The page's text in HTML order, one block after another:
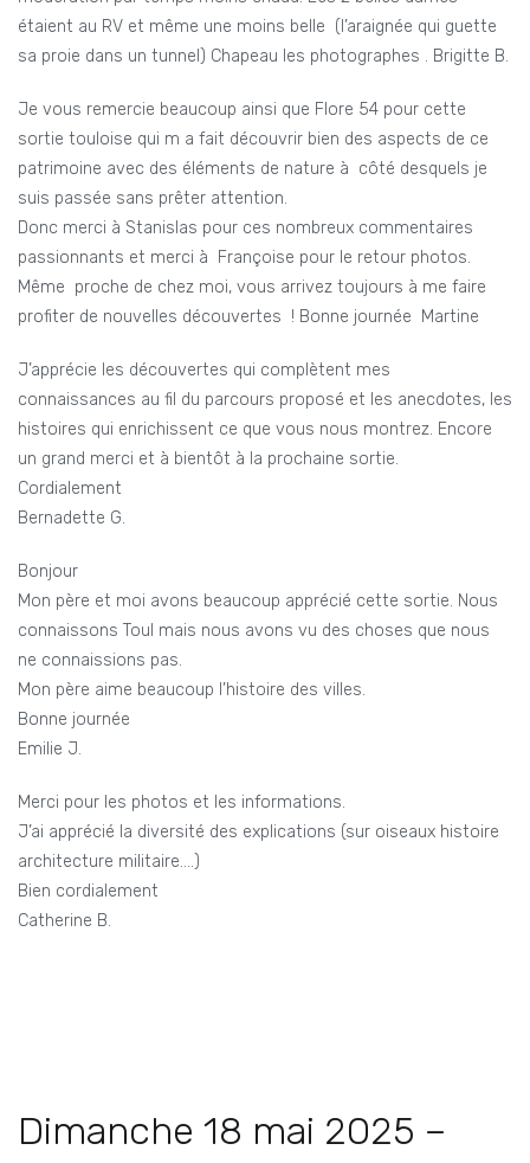
étaient au RV et même une moins belle (l’araignée qui guette
sa proie dans un tunnel) Chapeau les photographes . Brigitte B.
Je vous remercie beaucoup ainsi que Flore 54 pour cette
sortie touloise qui m a fait découvrir bien des aspects de ce
patrimoine avec des éléments de nature à côté desquels je
suis passée sans prêter attention.
Donc merci à Stanislas pour ces nombreux commentaires
passionnants et merci à Françoise pour le retour photos.
Même proche de chez moi, vous arrivez toujours à me faire
profiter de nouvelles découvertes ! Bonne journée Martine
J’apprécie les découvertes qui complètent mes
connaissances au fil du parcours proposé et les anecdotes, les
histoires qui enrichissent ce que vous nous montrez. Encore
un grand merci et à bientôt à la prochaine sortie.
Cordialement
Bernadette G.
Bonjour
Mon père et moi avons beaucoup apprécié cette sortie. Nous
connaissons Toul mais nous avons vu des choses que nous
ne connaissions pas.
Mon père aime beaucoup l’histoire des villes.
Bonne journée
Emilie J.
Merci pour les photos et les informations.
J’ai apprécié la diversité des explications (sur oiseaux histoire
architecture militaire….)
Bien cordialement
Catherine B.
Dimanche 18 mai 2025 –